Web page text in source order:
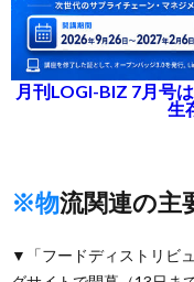
月刊LOGI-BIZ 7月号
生
※物流関連の
▼「フードディストリビ